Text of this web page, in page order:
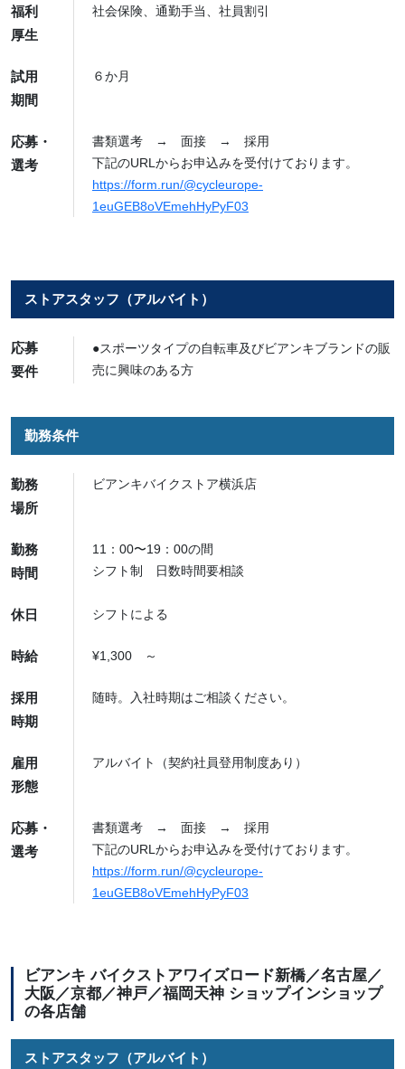
福利
厚生
社会保険、通勤手当、社員割引
試用
期間
６か月
応募・
選考
書類選考 → 面接 → 採用
下記のURLからお申込みを受付けております。
https://form.run/@cycleurope-
1euGEB8oVEmehHyPyF03
ストアスタッフ（アルバイト）
応募
要件
●スポーツタイプの自転車及びビアンキブランドの販
売に興味のある方
勤務条件
勤務
場所
ビアンキバイクストア横浜店
勤務
時間
11：00〜19：00の間
シフト制 日数時間要相談
休日 シフトによる
時給 ¥1,300 ～
採用
時期
随時。入社時期はご相談ください。
雇用
形態
アルバイト（契約社員登用制度あり）
応募・
選考
書類選考 → 面接 → 採用
下記のURLからお申込みを受付けております。
https://form.run/@cycleurope-
1euGEB8oVEmehHyPyF03
ビアンキ バイクストアワイズロード新橋／名古屋／
大阪／京都／神戸／福岡天神 ショップインショップ
の各店舗
ストアスタッフ（アルバイト）